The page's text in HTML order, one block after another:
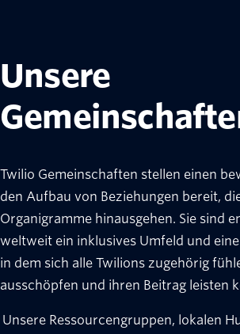
Unsere
Twilio Gemeinschaften stellen einen
den Aufbau von Beziehungen bereit,
Organigramme hinausgehen. Sie sind
weltweit ein inklusives Umfeld und
in dem sich alle Twilions zugehörig
ausschöpfen und ihren Beitrag leisten
Unsere Ressourcengruppen, lokalen